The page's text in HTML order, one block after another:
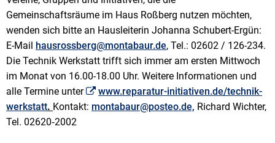
Gemeinschaftsräume im Haus Roßberg nutzen möchten,
wenden sich bitte an Hausleiterin Johanna Schubert-Ergün:
E-Mail hausrossberg@montabaur.de, Tel.: 02602 / 126-234.
Die Technik Werkstatt trifft sich immer am ersten Mittwoch
im Monat von 16.00-18.00 Uhr. Weitere Informationen und
alle Termine unter
www.reparatur-initiativen.de/technik-
werkstatt. Kontakt: montabaur@posteo.de, Richard Wichter,
Tel. 02620‑2002